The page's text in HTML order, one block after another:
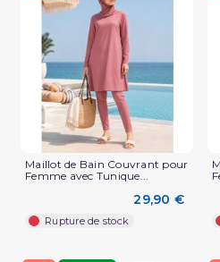
Maillot de Bain Couvrant pour
Femme avec Tunique...
29,90 €
Rupture de stock